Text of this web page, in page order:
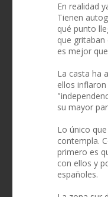
En realidad
Tienen
qué punto
que
es mejor
La casta ha
ellos
su mayor
Lo único
contempla.
primero es
con ellos y
españoles.